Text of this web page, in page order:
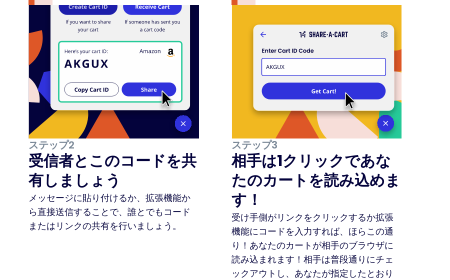
ステップ2
受信者とこのコードを共
有しましょう
メッセージに貼り付けるか、拡張機能か
ら直接送信することで、誰とでもコード
またはリンクの共有を行いましょう。
ステップ3
相手は1クリックであな
たのカートを読み込めま
す！
受け手側がリンクをクリックするか拡張
機能にコードを入力すれば、ほらこの通
り！あなたのカートが相手のブラウザに
読み込まれます！相手は普段通りにチェ
ックアウトし、あなたが指定したとおり